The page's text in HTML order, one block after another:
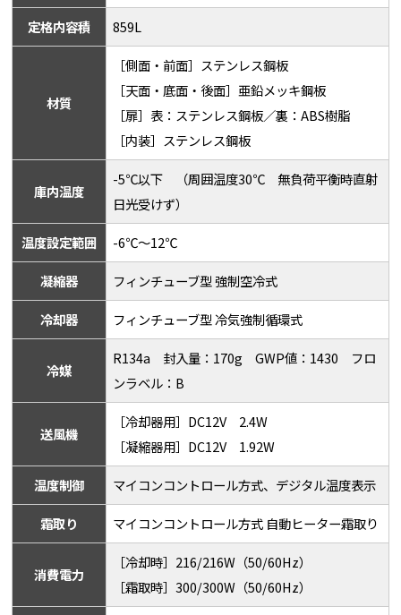
定格内容積 859L
材質
［側面・前面］ステンレス鋼板
［天面・底面・後面］亜鉛メッキ鋼板
［扉］表：ステンレス鋼板／裏：ABS樹脂
［内装］ステンレス鋼板
庫内温度
-5℃以下 （周囲温度30℃ 無負荷平衡時直射
日光受けず）
温度設定範囲 -6℃～12℃
凝縮器 フィンチューブ型 強制空冷式
冷却器 フィンチューブ型 冷気強制循環式
冷媒
R134a 封入量：170g GWP値：1430 フロ
ンラベル：B
送風機
［冷却器用］DC12V 2.4W
［凝縮器用］DC12V 1.92W
温度制御 マイコンコントロール方式、デジタル温度表示
霜取り マイコンコントロール方式 自動ヒーター霜取り
消費電力
［冷却時］216/216W（50/60Hz）
［霜取時］300/300W（50/60Hz）